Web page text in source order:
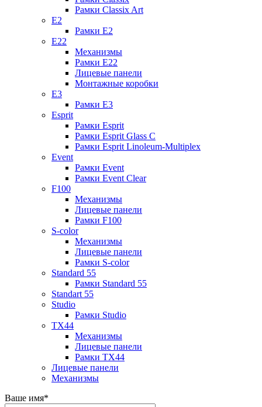
Рамки Classix Art
E2
Рамки E2
E22
Механизмы
Рамки E22
Лицевые панели
Монтажные коробки
E3
Рамки E3
Esprit
Рамки Esprit
Рамки Esprit Glass C
Рамки Esprit Linoleum-Multiplex
Event
Рамки Event
Рамки Event Clear
F100
Механизмы
Лицевые панели
Рамки F100
S-color
Механизмы
Лицевые панели
Рамки S-color
Standard 55
Рамки Standard 55
Standart 55
Studio
Рамки Studio
TX44
Механизмы
Лицевые панели
Рамки TX44
Лицевые панели
Механизмы
Ваше имя*